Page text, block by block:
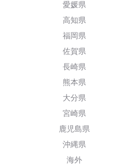
愛媛県
高知県
福岡県
佐賀県
長崎県
熊本県
大分県
宮崎県
鹿児島県
沖縄県
海外